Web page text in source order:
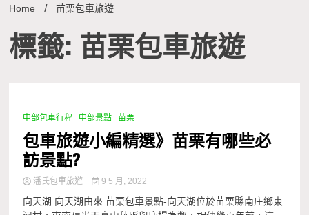
Home 苗栗包車旅遊
標籤: 苗栗包車旅遊
1 Minute
中部包車行程 中部景點 苗栗
包車旅遊小編精選》苗栗有哪些必
訪景點?
潘氏包車旅遊 9 5 月, 2022
向天湖 向天湖由來 苗栗包車景點-向天湖位於苗栗縣南庄鄉東